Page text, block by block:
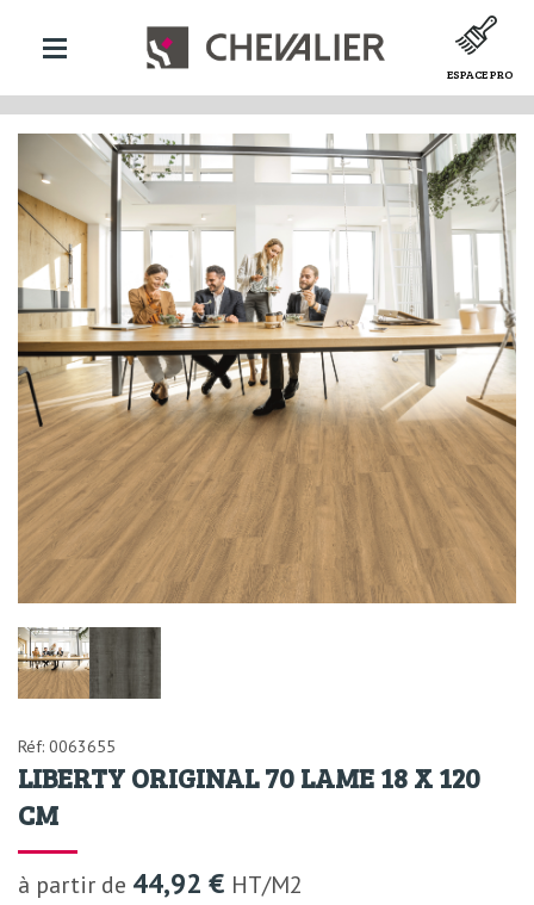
ESPACE PRO
Réf: 0063655
LIBERTY ORIGINAL 70 LAME 18 X 120
CM
à partir de 44,92 € HT/M2